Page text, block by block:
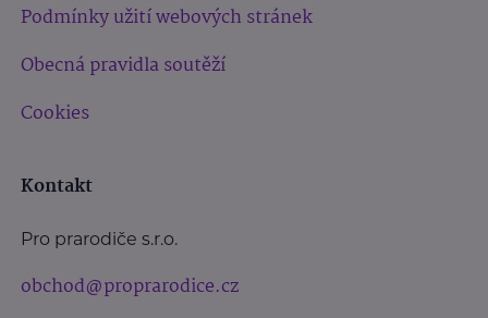
Podmínky užití webových stránek
Obecná pravidla soutěží
Cookies
Kontakt
Pro prarodiče s.r.o.
obchod@proprarodice.cz